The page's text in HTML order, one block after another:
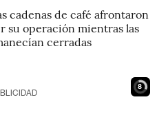
cadenas de café afrontaron
su operación mientras las
cerradas
7